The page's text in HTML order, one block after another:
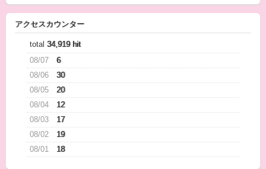
アクセスカウンター
total 34,919 hit
08/07
6
08/06
30
08/05
20
08/04
12
08/03
17
08/02
19
08/01
18